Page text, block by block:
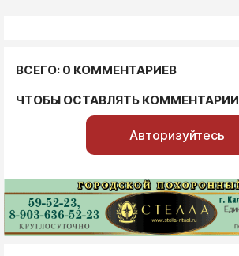
ВСЕГО: 0 КОММЕНТАРИЕВ
ЧТОБЫ ОСТАВЛЯТЬ КОММЕНТАРИИ
Авторизуйтесь